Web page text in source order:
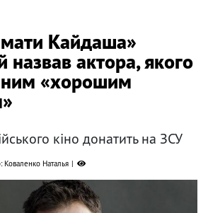
Кайдаша»
назвав актора, якого
«хорошим
кіно донатить на ЗСУ
Коваленко Наталья